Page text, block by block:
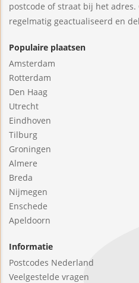
postcode of straat bij het adres.
regelmatig geactualiseerd en
Populaire plaatsen
Amsterdam
Rotterdam
Den Haag
Utrecht
Eindhoven
Tilburg
Groningen
Almere
Breda
Nijmegen
Enschede
Apeldoorn
Informatie
Postcodes Nederland
Veelgestelde vragen